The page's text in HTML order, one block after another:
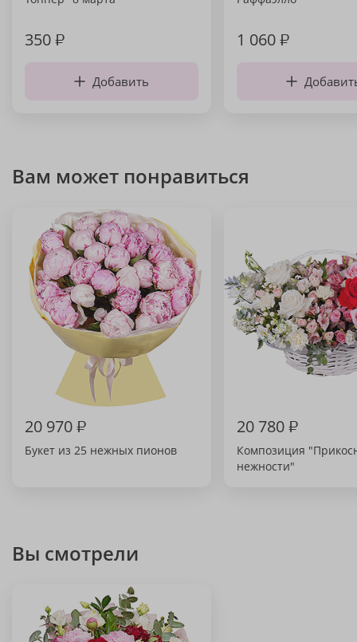
350₽
Добавить
1 060₽
Вам может понравиться
20 970₽
Букет из 25 нежных пионов
20 780₽
Композиция
нежности"
Вы смотрели